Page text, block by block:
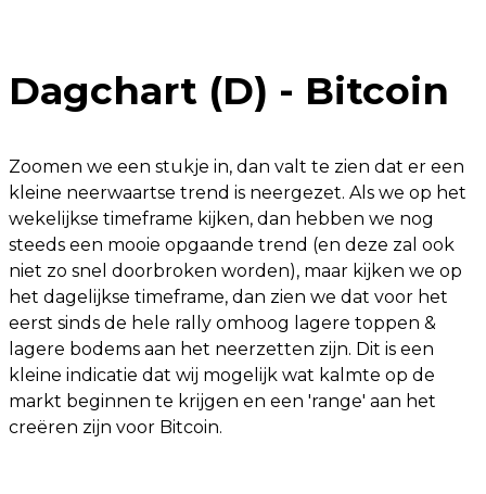
Dagchart (D) - Bitcoin
Zoomen we een stukje in, dan valt te zien dat er een
kleine neerwaartse trend is neergezet. Als we op het
wekelijkse timeframe kijken, dan hebben we nog
steeds een mooie opgaande trend (en deze zal ook
niet zo snel doorbroken worden), maar kijken we op
het dagelijkse timeframe, dan zien we dat voor het
eerst sinds de hele rally omhoog lagere toppen &
lagere bodems aan het neerzetten zijn. Dit is een
kleine indicatie dat wij mogelijk wat kalmte op de
markt beginnen te krijgen en een 'range' aan het
creëren zijn voor Bitcoin.